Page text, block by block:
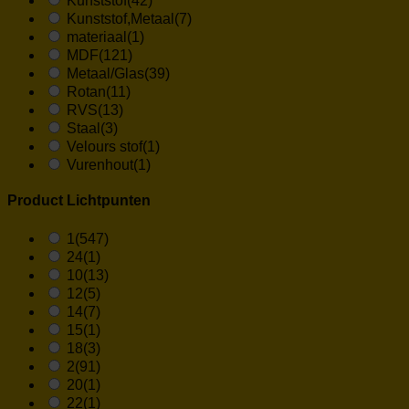
Kunststof,Metaal (7)
materiaal (1)
MDF(121)
Metaal/Glas(39)
Rotan(11)
RVS(13)
Staal (3)
Velours stof(1)
Vurenhout(1)
Product Lichtpunten
1 (547)
24(1)
10(13)
12(5)
14(7)
15(1)
18(3)
2(91)
20(1)
22(1)